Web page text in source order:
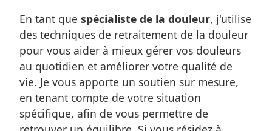
En tant que spécialiste de la douleur, j'utilise
des techniques de retraitement de la douleur
pour vous aider à mieux gérer vos douleurs
au quotidien et améliorer votre qualité de
vie. Je vous apporte un soutien sur mesure,
en tenant compte de votre situation
spécifique, afin de vous permettre de